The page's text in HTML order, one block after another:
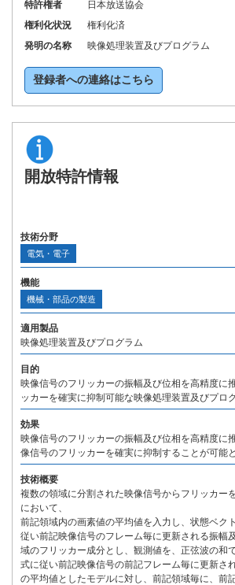
特許権者
日本放送協会
権利化状況
権利化済
発明の名称
映像処理装置及びプログラム
登録者への連絡はこちら
開放特許情報
技術分野
電気・電子
機能
機械・部品の製造
適用製品
映像処理装置及びプログラム
目的
映像信号のフリッカーの振幅及び位相を高精度に
ッカーを確実に抑制可能な映像処理装置及びプロ
効果
映像信号のフリッカーの振幅及び位相を高精度に
像信号のフリッカーを確実に抑制することが可能と
技術概要
複数の領域に分割された映像信号からフリッカー
において、
前記領域内の画素値の平均値を入力し、状態ベク
従い前記映像信号のフレーム毎に更新される振幅
域のフリッカー成分とし、観測値を、正弦波の和
式に従い前記映像信号の前記フレーム毎に更新さ
の平均値としたモデルに対し、前記領域毎に、前